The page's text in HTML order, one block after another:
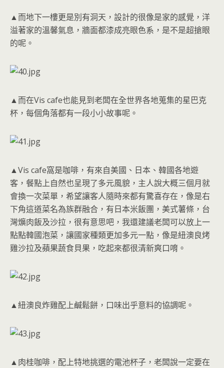
▲而地下一樓更是別有洞天，設計的很像是家的感覺，洋
溢著家的溫馨氣息，牆面都漆成亮眼色系，是不是超搶眼
的呢。
▲而在Vis cafe也能見到老闆在全世界各地蒐集的星巴克
杯，每個角落都有一段小小故事呢。
▲Vis cafe窩是咖啡，有來自美國、日本、韓國各地遊
客，餐點上自然也呈現了多元風貌，主人說大概三個月就
會換一次菜單，希望讓客人隨時來都有驚喜存在，像是右
下角這道菜名為族群融合，有日本米飯團，美式薯條，台
灣爌肉飯及沙拉，很有意思吧，我還建議老闆可以放上一
點點韓國泡菜，讓國家種類更加多元一點，像是紐澳良烤
雞沙拉及蘋果蔬食貝果，吃起來都很清新爽口唷。
▲紐澳良炸雞配上鹹鬆餅，口味出乎意料的協調呢。
▲肉桂咖啡，配上特地挑選的電池杯子，老闆說一定要在